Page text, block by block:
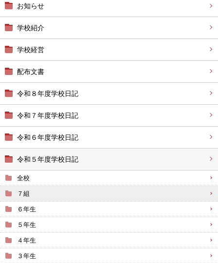
お知らせ
学校紹介
学校経営
配布文書
令和８年度学校日記
令和７年度学校日記
令和６年度学校日記
令和５年度学校日記
全校
７組
６年生
５年生
４年生
３年生